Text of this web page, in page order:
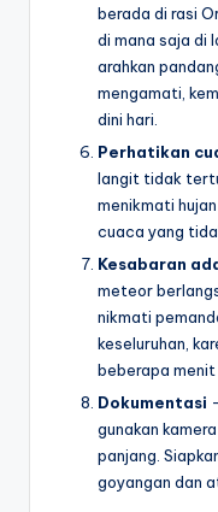
berada di rasi
di mana saja di
arahkan
mengamati,
dini hari.
Perhatikan
langit tidak
menikmati
cuaca yang
Kesabaran
meteor
nikmati
keseluruhan,
beberapa
Dokumentasi
gunakan
panjang.
goyangan dan